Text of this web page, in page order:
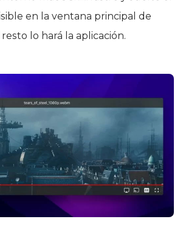
en la ventana principal de
lo hará la aplicación.